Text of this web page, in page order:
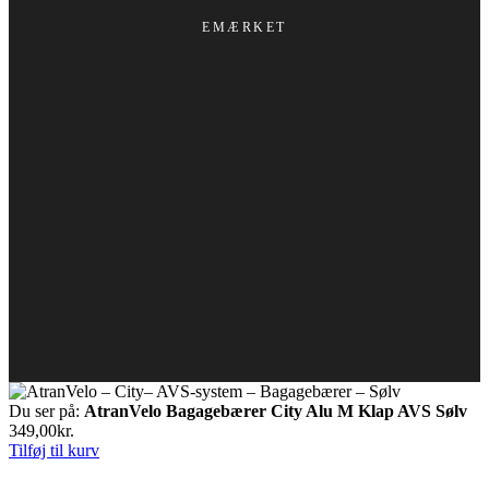
EMÆRKET
Du ser på: AtranVelo Bagagebærer City Alu M Klap AVS Sølv
349,00kr.
Tilføj til kurv